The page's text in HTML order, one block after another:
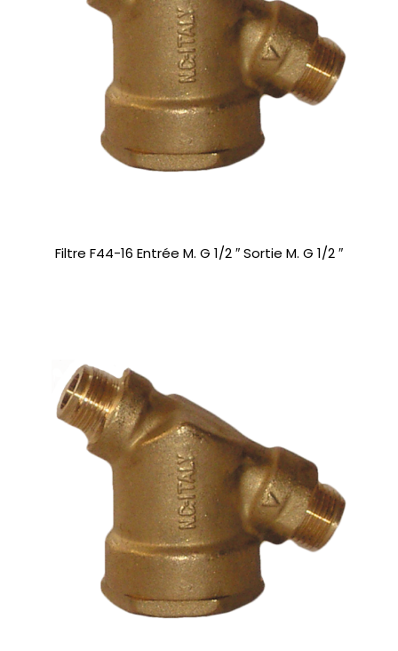
Filtre F44-16 Entrée M. G 1/2 ″ Sortie M. G 1/2 ″